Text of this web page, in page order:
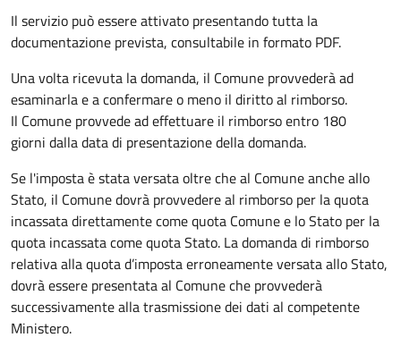
Il servizio può essere attivato presentando tutta la
documentazione prevista, consultabile in formato PDF.
Una volta ricevuta la domanda, il Comune provvederà ad
esaminarla e a confermare o meno il diritto al rimborso.
Il Comune provvede ad effettuare il rimborso entro 180
giorni dalla data di presentazione della domanda.
Se l'imposta è stata versata oltre che al Comune anche allo
Stato, il Comune dovrà provvedere al rimborso per la quota
incassata direttamente come quota Comune e lo Stato per la
quota incassata come quota Stato. La domanda di rimborso
relativa alla quota d’imposta erroneamente versata allo Stato,
dovrà essere presentata al Comune che provvederà
successivamente alla trasmissione dei dati al competente
Ministero.